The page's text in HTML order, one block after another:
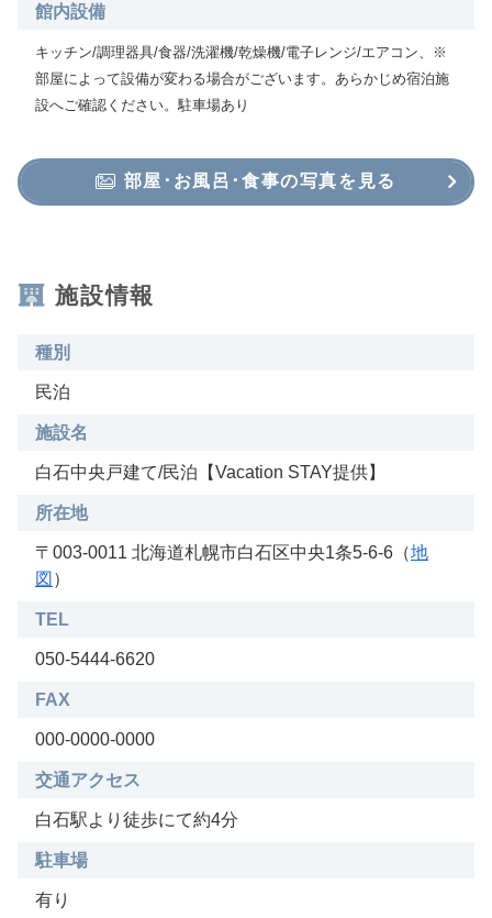
館内設備
キッチン/調理器具/食器/洗濯機/乾燥機/電子レンジ/エアコン、※
部屋によって設備が変わる場合がございます。あらかじめ宿泊施
設へご確認ください。駐車場あり
部屋･お風呂･食事の写真を見る
施設情報
種別
民泊
施設名
白石中央戸建て/民泊【Vacation STAY提供】
所在地
〒003-0011 北海道札幌市白石区中央1条5-6-6（地
図 ）
TEL
050-5444-6620
FAX
000-0000-0000
交通アクセス
白石駅より徒歩にて約4分
駐車場
有り